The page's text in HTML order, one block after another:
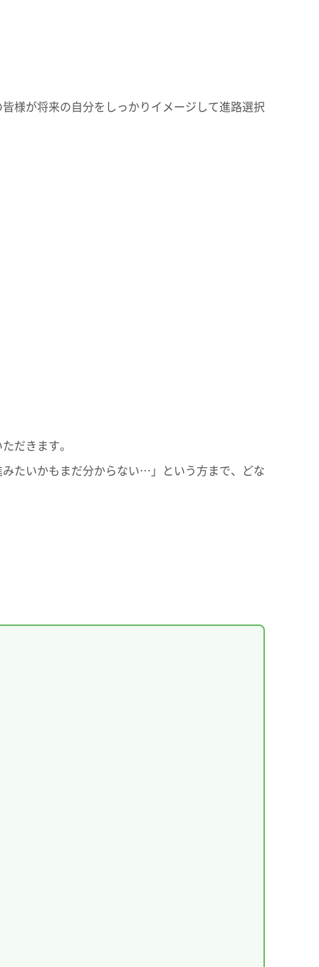
様が将来の自分をしっかりイメージして進路選択
だきます。
たいかもまだ分からない…」という方まで、どな